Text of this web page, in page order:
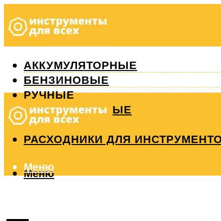
АККУМУЛЯТОРНЫЕ
БЕНЗИНОВЫЕ
РУЧНЫЕ
ИЗМЕРИТЕЛЬНЫЕ
РЕМОНТ
РАСХОДНИКИ ДЛЯ
Меню
Меню